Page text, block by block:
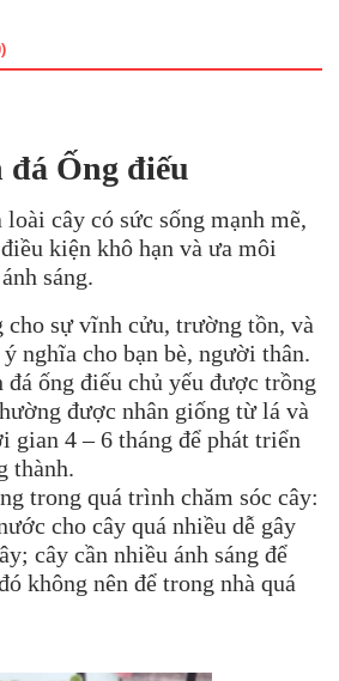
đá Ống điếu
loài cây có sức sống mạnh mẽ,
kiện khô hạn và ưa môi
sáng.
cho sự vĩnh cửu, trường tồn, và
nghĩa cho bạn bè, người thân.
đá ống điếu chủ yếu được trồng
được nhân giống từ lá và
gian 4 – 6 tháng để phát triển
thành.
trong quá trình chăm sóc cây:
cho cây quá nhiều dễ gây
cây cần nhiều ánh sáng để
không nên để trong nhà quá